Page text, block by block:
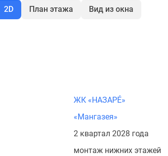
2D План этажа Вид из окна
ЖК «НАЗАРÉ»
«Мангазея»
2 квартал 2028 года
монтаж нижних этажей